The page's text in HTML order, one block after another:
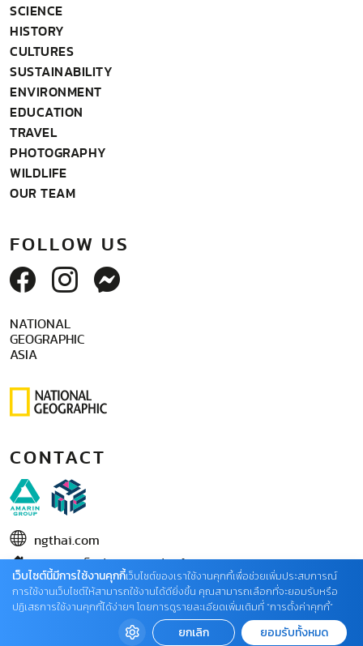
SCIENCE
HISTORY
CULTURES
SUSTAINABILITY
ENVIRONMENT
EDUCATION
TRAVEL
PHOTOGRAPHY
WILDLIFE
OUR TEAM
FOLLOW US
NATIONAL
GEOGRAPHIC
ASIA
CONTACT
ngthai.com
ในเครือ บริษัท อมรินทร์ คอร์เปอเรชั่นส์ จำกัด (มหาชน)
02 422 9999 ต่อ 4220
ติดต่อแจ้งปัญหาหรือร้องเรียน
เว็บไซต์นี้มีการใช้งานคุกกี้เว็บไซต์ของเราใช้งานคุกกี้เพื่อช่วยเพิ่มประสบการณ์
การใช้งานเว็บไซต์ให้สามารถใช้งานได้ดียิ่งขึ้น คุณสามารถเลือกที่จะยอมรับหรือ
ปฏิเสธการใช้งานคุกกี้ได้ง่ายๆ โดยการดูรายละเอียดเพิ่มเติมที่ “การตั้งค่าคุกกี้”
ยกเลิก ยอมรับทั้งหมด